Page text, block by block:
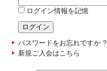
ログイン情報を記憶
パスワードをお忘れですか ?
新規ご入会はこちら